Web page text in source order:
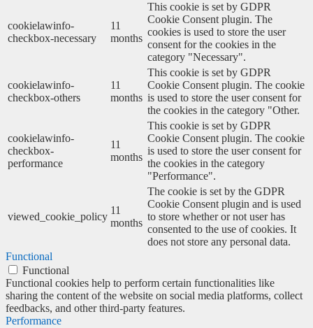
cookielawinfo-
checkbox-necessary
11
months
This cookie is set by GDPR
Cookie Consent plugin. The
cookies is used to store the user
consent for the cookies in the
category "Necessary".
cookielawinfo-
checkbox-others
11
months
This cookie is set by GDPR
Cookie Consent plugin. The cookie
is used to store the user consent for
the cookies in the category "Other.
cookielawinfo-
checkbox-
performance
11
months
This cookie is set by GDPR
Cookie Consent plugin. The cookie
is used to store the user consent for
the cookies in the category
"Performance".
viewed_cookie_policy
11
months
The cookie is set by the GDPR
Cookie Consent plugin and is used
to store whether or not user has
consented to the use of cookies. It
does not store any personal data.
Functional
Functional
Functional cookies help to perform certain functionalities like
sharing the content of the website on social media platforms, collect
feedbacks, and other third-party features.
Performance